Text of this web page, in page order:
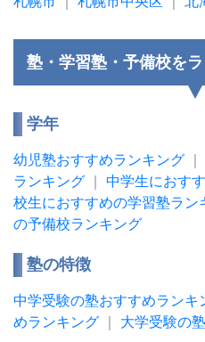
塾・学習塾・予備校を
学年
幼児塾おすすめランキング
ランキング
中学生におす
校生におすすめの学習塾ラン
の予備校ランキング
塾の特徴
中学受験の塾おすすめランキ
めランキング
大学受験の